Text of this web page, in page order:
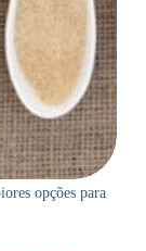
opções para